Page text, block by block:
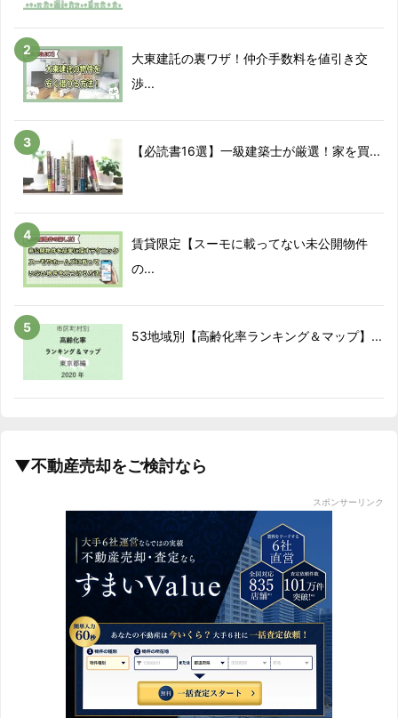
大東建託の裏ワザ！仲介手数料を値引き交
渉...
【必読書16選】一級建築士が厳選！家を買...
賃貸限定【スーモに載ってない未公開物件
の...
53地域別【高齢化率ランキング＆マップ】...
▼不動産売却をご検討なら
スポンサーリンク